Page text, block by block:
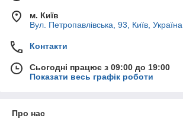
м. Київ
Вул. Петропавлівська, 93, Київ, Україна
Контакти
Сьогодні працює з 09:00 до 19:00
Показати весь графік роботи
Про нас